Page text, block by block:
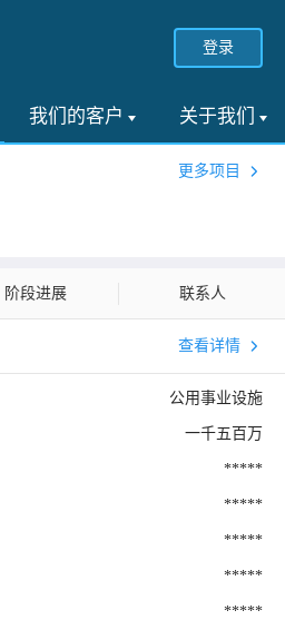
登录
我们的客户 关于我们
更多项目
阶段进展 联系人
查看详情
公用事业设施
一千五百万
*****
*****
*****
*****
*****